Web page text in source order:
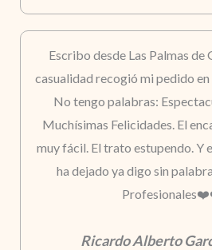
Escribo desde Las Palmas de
casualidad recogió mi pedido
No tengo palabras:
Muchísimas Felicidades. El
muy fácil. El trato estupendo. Y
ha dejado ya digo sin
Ricardo Alberto